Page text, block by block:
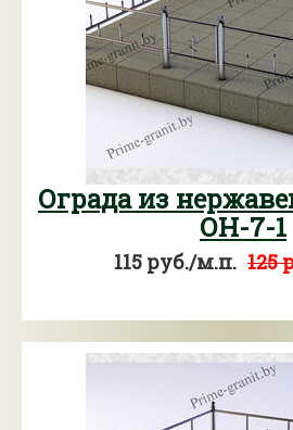
Ограда из
ОН-7-1
115 руб./м.п. 125